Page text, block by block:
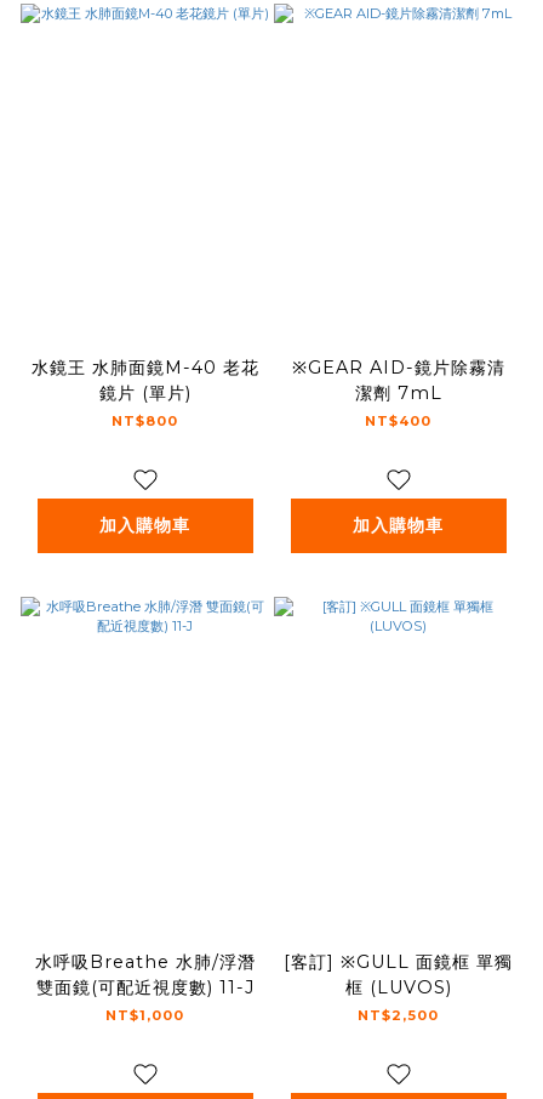
水鏡王 水肺面鏡M-40 老花
鏡片 (單片)
NT$800
加入購物車
※GEAR AID-鏡片除霧清
潔劑 7mL
NT$400
加入購物車
水呼吸Breathe 水肺/浮潛
雙面鏡(可配近視度數) 11-J
NT$1,000
[客訂] ※GULL 面鏡框 單獨
框 (LUVOS)
NT$2,500